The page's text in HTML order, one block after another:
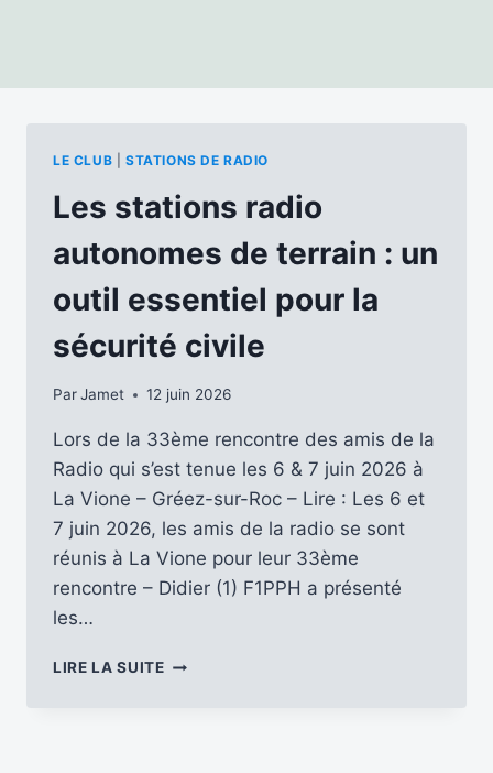
LE CLUB STATIONS DE RADIO
Les stations radio
autonomes de terrain : un
outil essentiel pour la
sécurité civile
ParJamet 12 juin 2026
Lors de la 33ème rencontre des amis de la
Radio qui s’est tenue les 6 & 7 juin 2026 à
La Vione – Gréez-sur-Roc – Lire : Les 6 et
7 juin 2026, les amis de la radio se sont
réunis à La Vione pour leur 33ème
rencontre – Didier (1) F1PPH a présenté
les…
LIRE LA SUITELES